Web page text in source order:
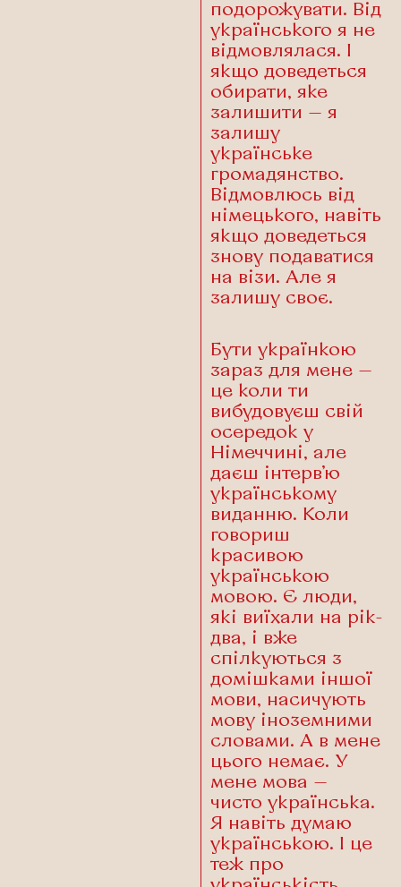
подорожувати. Від
українського я не
відмовлялася. І
якщо доведеться
обирати, яке
залишити — я
залишу
українське
громадянство.
Відмовлюсь від
німецького, навіть
якщо доведеться
знову подаватися
на візи. Але я
залишу своє.
Бути українкою
зараз для мене —
це коли ти
вибудовуєш свій
осередок у
Німеччині, але
даєш інтерв’ю
українському
виданню. Коли
говориш
красивою
українською
мовою. Є люди,
які виїхали на рік-
два, і вже
спілкуються з
домішками іншої
мови, насичують
мову іноземними
словами. А в мене
цього немає. У
мене мова —
чисто українська.
Я навіть думаю
українською. І це
теж про